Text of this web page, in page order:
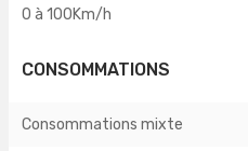
0 à 100Km/h
CONSOMMATIONS
Consommations mixte